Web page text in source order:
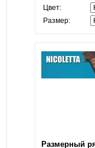
Цвет:
Размер:
Размерный